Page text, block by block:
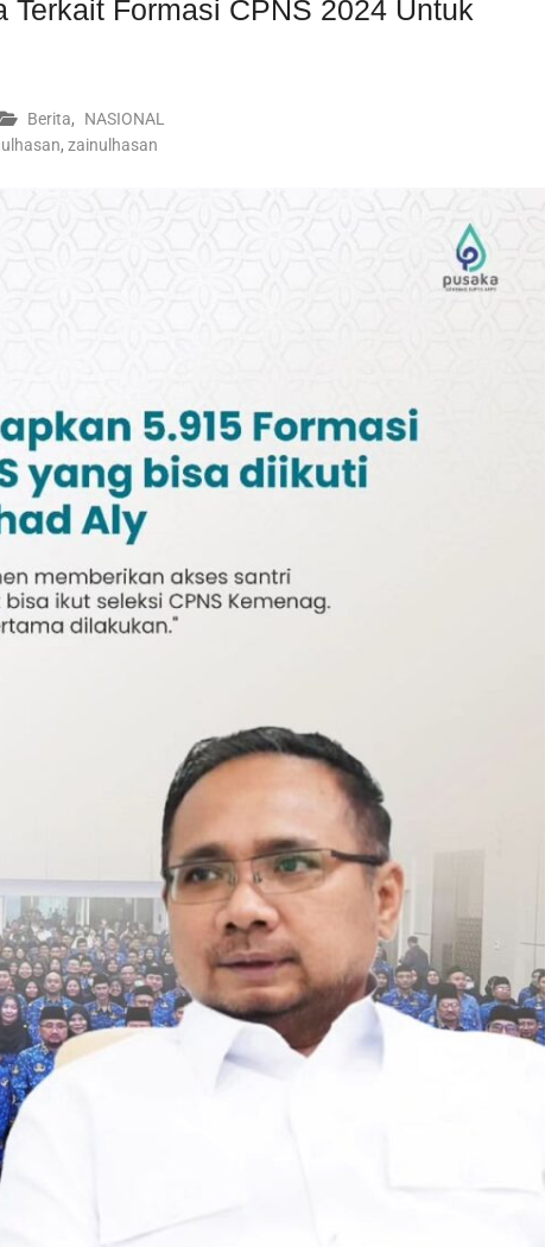
Terkait Formasi CPNS 2024 Untuk
Berita,
NASIONAL
, zainulhasan